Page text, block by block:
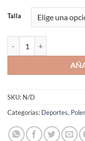
Talla
SKU: N/D
Categorías: Deportes,